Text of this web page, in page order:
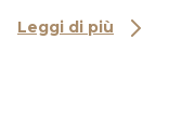
Leggi di più